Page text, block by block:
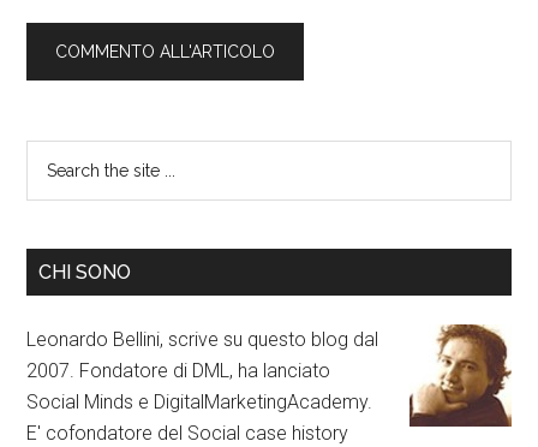
CHI SONO
Leonardo Bellini, scrive su questo blog dal
2007. Fondatore di DML, ha lanciato
Social Minds e DigitalMarketingAcademy.
E' cofondatore del Social case history